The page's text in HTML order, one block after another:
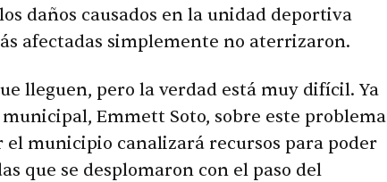
daños causados en la unidad deportiva
afectadas simplemente no aterrizaron.
lleguen, pero la verdad está muy difícil. Ya
Emmett Soto, sobre este problema
el municipio canalizará recursos para poder
que se desplomaron con el paso del